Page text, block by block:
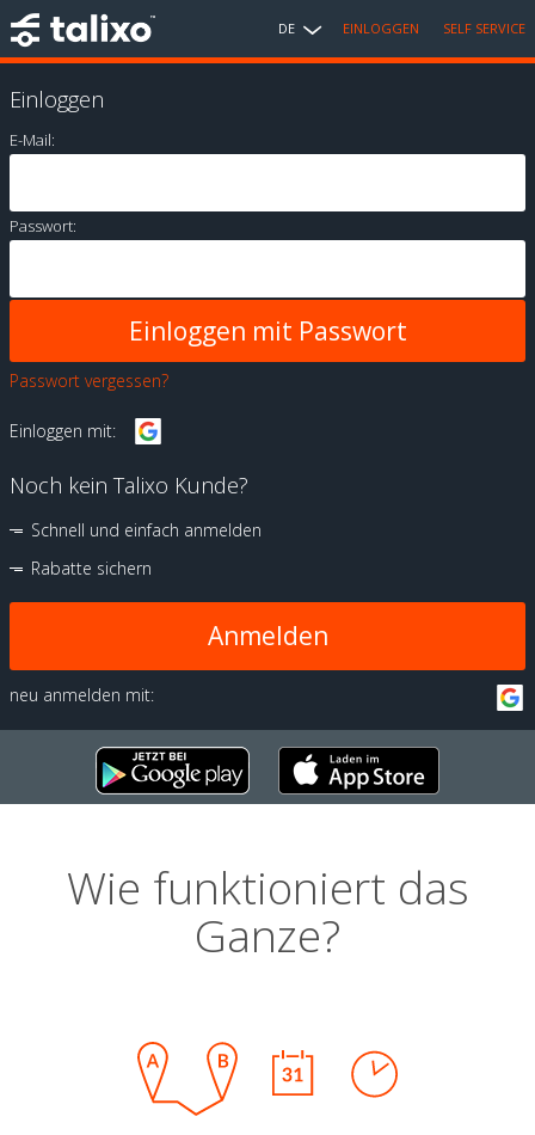
DE EINLOGGEN SELF SERVICE
Einloggen
E-Mail:
Passwort:
Passwort vergessen?
Einloggen mit:
Noch kein Talixo Kunde?
Schnell und einfach anmelden
Rabatte sichern
Anmelden
neu anmelden mit:
Wie funktioniert das
Ganze?